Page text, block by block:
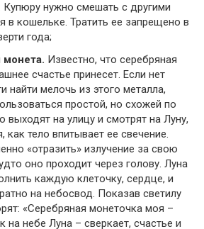
Купюру нужно смешать с другими
кошельке. Тратить ее запрещено в
года;
монета. Известно, что серебряная
счастье принесет. Если нет
найти мелочь из этого металла,
простой, но схожей по
выходят на улицу и смотрят на Луну,
как тело впитывает ее свечение.
«отразить» излучение за свою
оно проходит через голову. Луна
каждую клеточку, сердце, и
на небосвод. Показав светилу
«Серебряная монеточка моя –
на небе Луна – сверкает, счастье и